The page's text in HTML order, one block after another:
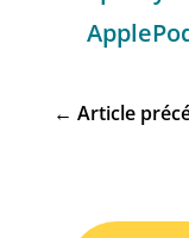
← Article